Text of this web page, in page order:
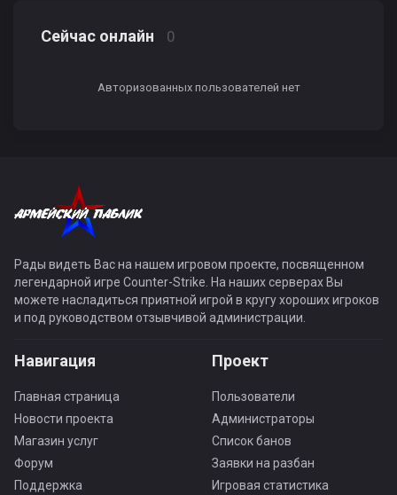
Сейчас онлайн 0
Авторизованных пользователей нет
Рады видеть Вас на нашем игровом проекте, посвященном
легендарной игре Counter-Strike. На наших серверах Вы
можете насладиться приятной игрой в кругу хороших игроков
и под руководством отзывчивой администрации.
Навигация
Главная страница
Новости проекта
Магазин услуг
Форум
Поддержка
Проект
Пользователи
Администраторы
Список банов
Заявки на разбан
Игровая статистика